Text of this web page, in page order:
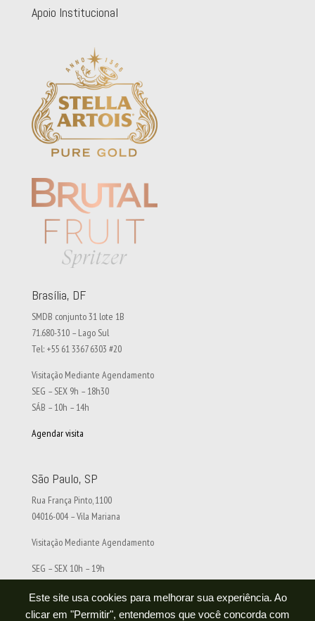
Este site usa cookies para melhorar sua experiência. Ao
clicar em "Permitir", entendemos que você concorda com
Apoio Institucional
Brasília, DF
SMDB conjunto 31 lote 1B
71.680-310 – Lago Sul
Tel: +55 61 3367 6303 #20
Visitação Mediante Agendamento
SEG – SEX 9h – 18h30
SÁB – 10h – 14h
Agendar visita
São Paulo, SP
Rua França Pinto, 1100
04016-004 – Vila Mariana
Visitação Mediante Agendamento
SEG – SEX 10h – 19h
Agendar visita